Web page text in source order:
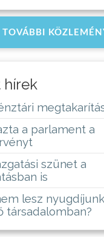
TOVÁBBI
hírek
a parlament a
szünet a
is
lesz
társadalomban?